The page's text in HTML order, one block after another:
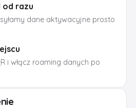
od razu
dane aktywacyjne prosto
i włącz roaming danych po